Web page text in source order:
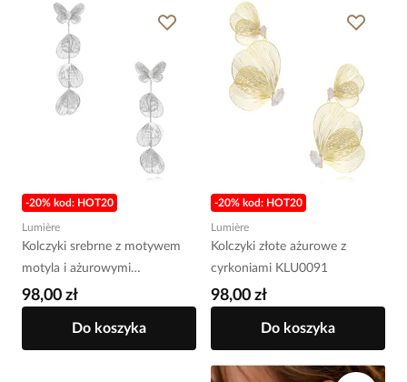
-20% kod: HOT20
Lumière
Kolczyki srebrne z motywem
motyla i ażurowymi
elementami KLU0096
98,00 zł
Do koszyka
-20% kod: HOT20
Lumière
Kolczyki złote ażurowe z
cyrkoniami KLU0091
98,00 zł
Do koszyka